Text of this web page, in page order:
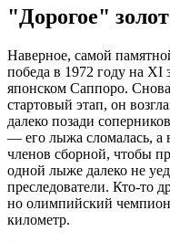
"Дорогое"
Наверное, самой
победа в 1972 году на
японском Саппоро.
стартовый этап, он
далеко позади
— его лыжа сломалась, а
членов сборной, чтобы
одной лыже далеко не
преследователи. Кто-то
но олимпийский
километр.